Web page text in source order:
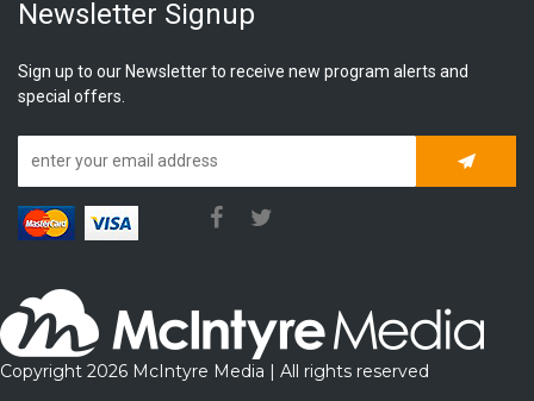
Newsletter Signup
Sign up to our Newsletter to receive new program alerts and
special offers.
Copyright 2026 McIntyre Media | All rights reserved